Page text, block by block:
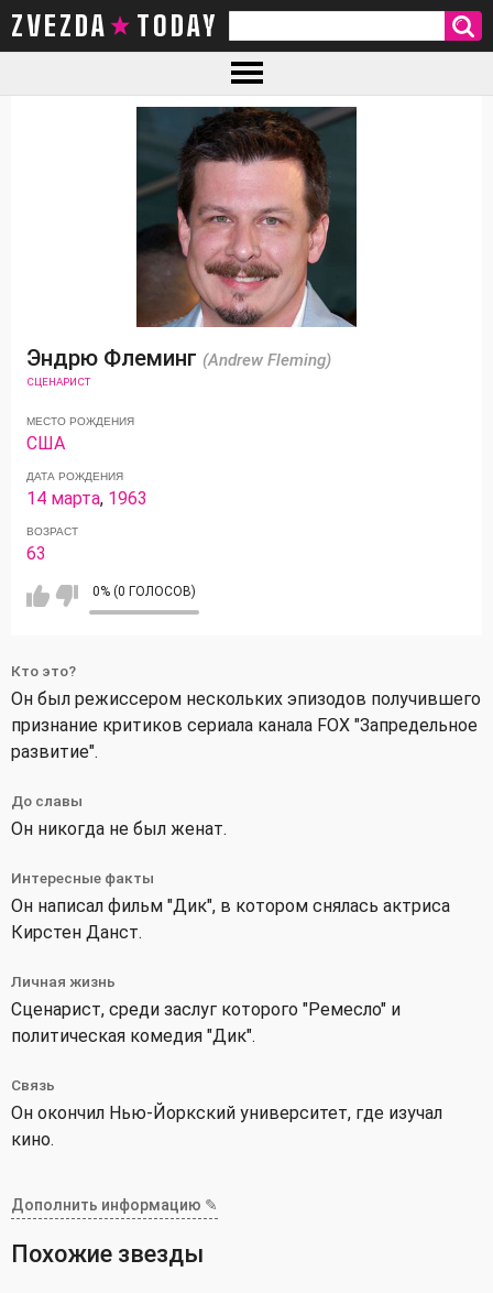
ZVEZDA TODAY
Эндрю Флеминг (Andrew Fleming)
СЦЕНАРИСТ
МЕСТО РОЖДЕНИЯ
США
ДАТА РОЖДЕНИЯ
14 марта, 1963
ВОЗРАСТ
63
0% (0 ГОЛОСОВ)
Кто это?
Он был режиссером нескольких эпизодов получившего
признание критиков сериала канала FOX "Запредельное
развитие".
До славы
Он никогда не был женат.
Интересные факты
Он написал фильм "Дик", в котором снялась актриса
Кирстен Данст.
Личная жизнь
Сценарист, среди заслуг которого "Ремесло" и
политическая комедия "Дик".
Связь
Он окончил Нью-Йоркский университет, где изучал
кино.
Дополнить информацию ✎
Похожие звезды